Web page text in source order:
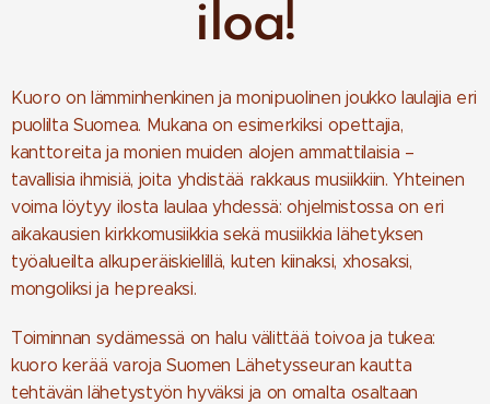
iloa!
Kuoro on lämminhenkinen ja monipuolinen joukko laulajia eri
puolilta Suomea. Mukana on esimerkiksi opettajia,
kanttoreita ja monien muiden alojen ammattilaisia –
tavallisia ihmisiä, joita yhdistää rakkaus musiikkiin. Yhteinen
voima löytyy ilosta laulaa yhdessä: ohjelmistossa on eri
aikakausien kirkkomusiikkia sekä musiikkia lähetyksen
työalueilta alkuperäiskielillä, kuten kiinaksi, xhosaksi,
mongoliksi ja hepreaksi.
Toiminnan sydämessä on halu välittää toivoa ja tukea:
kuoro kerää varoja Suomen Lähetysseuran kautta
tehtävän lähetystyön hyväksi ja on omalta osaltaan